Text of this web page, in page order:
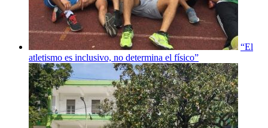
“El
atletismo es inclusivo, no determina el físico”